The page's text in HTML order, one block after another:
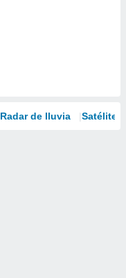
Radar de lluvia Satélites